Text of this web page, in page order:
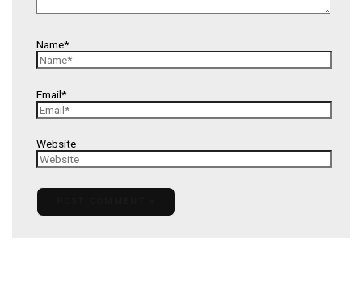
Name*
Email*
Website